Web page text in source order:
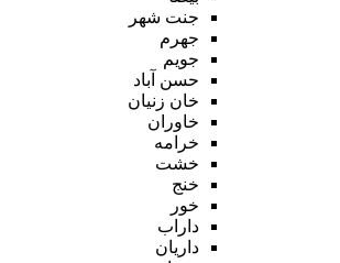
جنت شهر
جهرم
جویم
حسن آباد
خان زنیان
خاوران
خرامه
خشت
خنج
خور
داراب
داریان